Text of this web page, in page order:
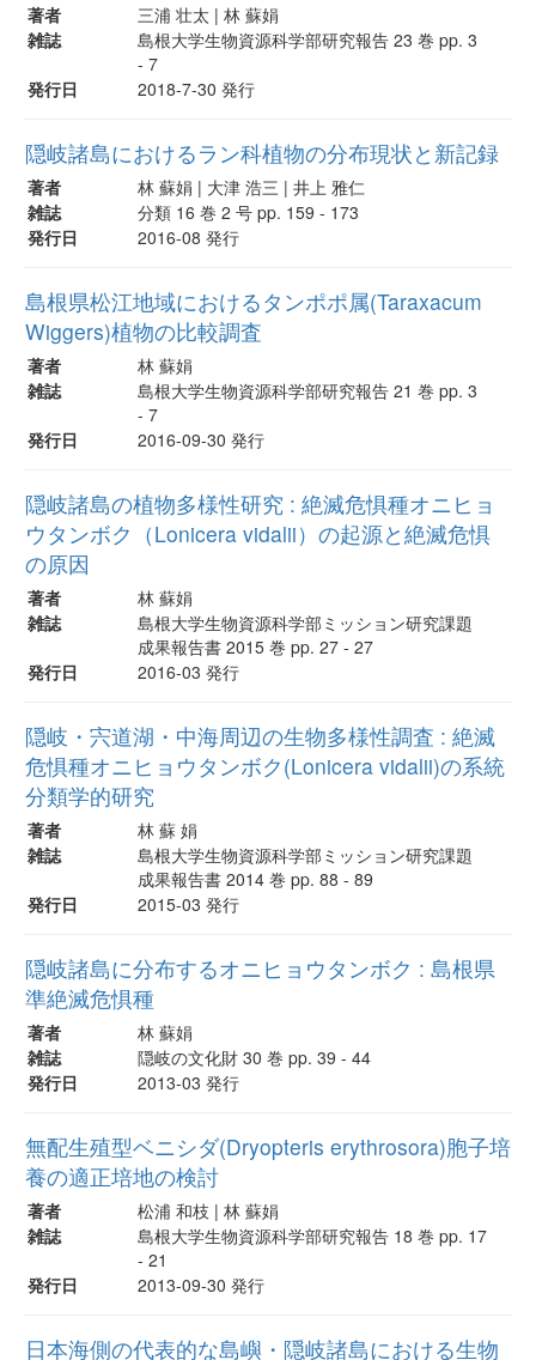
著者
三浦 壮太 | 林 蘇娟
雑誌
島根大学生物資源科学部研究報告 23 巻 pp. 3
- 7
発行日
2018-7-30 発行
隠岐諸島におけるラン科植物の分布現状と新記録
著者
林 蘇娟 | 大津 浩三 | 井上 雅仁
雑誌
分類 16 巻 2 号 pp. 159 - 173
発行日
2016-08 発行
島根県松江地域におけるタンポポ属(Taraxacum
Wiggers)植物の比較調査
著者
林 蘇娟
雑誌
島根大学生物資源科学部研究報告 21 巻 pp. 3
- 7
発行日
2016-09-30 発行
隠岐諸島の植物多様性研究 : 絶滅危惧種オニヒョ
ウタンボク（Lonicera vidalii）の起源と絶滅危惧
の原因
著者
林 蘇娟
雑誌
島根大学生物資源科学部ミッション研究課題
成果報告書 2015 巻 pp. 27 - 27
発行日
2016-03 発行
隠岐・宍道湖・中海周辺の生物多様性調査 : 絶滅
危惧種オニヒョウタンボク(Lonicera vidalii)の系統
分類学的研究
著者
林 蘇 娟
雑誌
島根大学生物資源科学部ミッション研究課題
成果報告書 2014 巻 pp. 88 - 89
発行日
2015-03 発行
隠岐諸島に分布するオニヒョウタンボク : 島根県
準絶滅危惧種
著者
林 蘇娟
雑誌
隠岐の文化財 30 巻 pp. 39 - 44
発行日
2013-03 発行
無配生殖型ベニシダ(Dryopteris erythrosora)胞子培
養の適正培地の検討
著者
松浦 和枝 | 林 蘇娟
雑誌
島根大学生物資源科学部研究報告 18 巻 pp. 17
- 21
発行日
2013-09-30 発行
日本海側の代表的な島嶼・隠岐諸島における生物